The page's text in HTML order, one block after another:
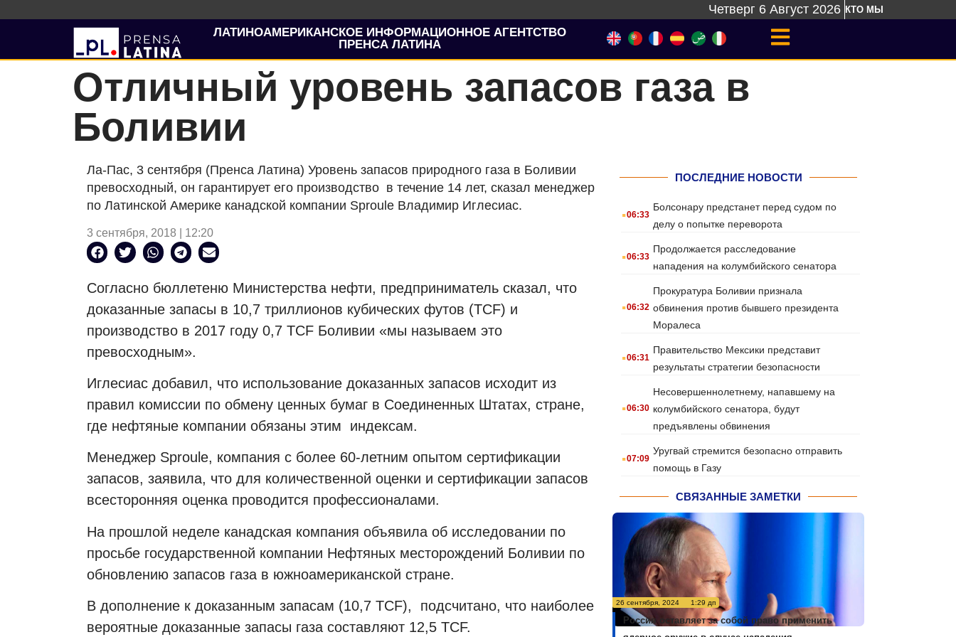
Четверг 6 Август 2026 КТО МЫ
ЛАТИНОАМЕРИКАНСКОЕ ИНФОРМАЦИОННОЕ АГЕНТСТВО
ПРЕНСА ЛАТИНА
Отличный уровень запасов газа в
Боливии
Ла-Пас, 3 сентября (Пренса Латина) Уровень запасов природного газа в Боливии
превосходный, он гарантирует его производство в течение 14 лет, сказал менеджер
по Латинской Америке канадской компании Sproule Владимир Иглесиас.
3 сентября, 2018 | 12:20
Согласно бюллетеню Министерства нефти, предприниматель сказал, что
доказанные запасы в 10,7 триллионов кубических футов (TCF) и
производство в 2017 году 0,7 TCF Боливии «мы называем это
превосходным».
Иглесиас добавил, что использование доказанных запасов исходит из
правил комиссии по обмену ценных бумаг в Соединенных Штатах, стране,
где нефтяные компании обязаны этим индексам.
Менеджер Sproule, компания с более 60-летним опытом сертификации
запасов, заявила, что для количественной оценки и сертификации запасов
всесторонняя оценка проводится профессионалами.
На прошлой неделе канадская компания объявила об исследовании по
просьбе государственной компании Нефтяных месторождений Боливии по
обновлению запасов газа в южноамериканской стране.
В дополнение к доказанным запасам (10,7 TCF), подсчитано, что наиболее
вероятные доказанные запасы газа составляют 12,5 TCF.
ПОСЛЕДНИЕ НОВОСТИ
.06:33
Болсонару предстанет перед судом по
делу о попытке переворота
.06:33
Продолжается расследование
нападения на колумбийского сенатора
.06:32
Прокуратура Боливии признала
обвинения против бывшего президента
Моралеса
.06:31
Правительство Мексики представит
результаты стратегии безопасности
.06:30
Несовершеннолетнему, напавшему на
колумбийского сенатора, будут
предъявлены обвинения
.07:09
Уругвай стремится безопасно отправить
помощь в Газу
СВЯЗАННЫЕ ЗАМЕТКИ
26 сентября, 2024 1:29 дп
Россия оставляет за собой право применить